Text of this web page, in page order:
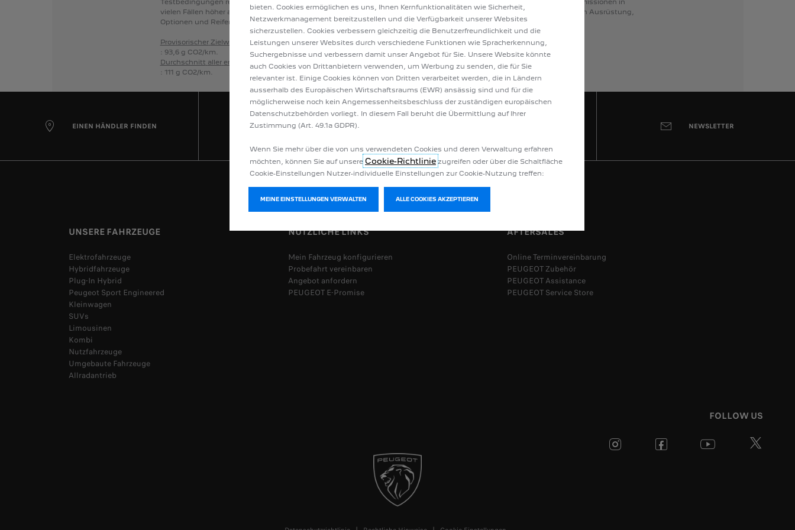
LED-Tagfahrlicht mit 3 Krallen
digitalem 10-Zoll-Head-up-
Mehr Details
Testbedingungen realistischer CO2-Emissionen in
vielen Fällen höher als nach dem NEFZ-Verfahren. Der Kraftstoffverbrauch und die CO2-Emissionswerte nach Ausrüstung,
Optionen und Reifentyp variieren. Erkundigen Sie sich bei Ihrer Verkaufsstelle nach weiteren Informationen.
Provisorischer Zielwert nach dem neuen WLTP-Testzyklus
: 93,6 g CO2/km.
Durchschnitt aller erstmals immatrikulierten Personenwagen
: 111 g CO2/km.
EINEN HÄNDLER FINDEN PREISLISTEN NEWSLETTER
UNSERE FAHRZEUGE
Elektrofahrzeuge
Hybridfahrzeuge
Plug-In Hybrid
Peugeot Sport Engineered
Kleinwagen
SUVs
Limousinen
Kombi
Nutzfahrzeuge
Umgebaute Fahrzeuge
Allradantrieb
NÜTZLICHE LINKS
Mein Fahrzeug konfigurieren
Probefahrt vereinbaren
Angebot anfordern
PEUGEOT E-Promise
AFTERSALES
Online Terminvereinbarung
PEUGEOT Zubehör
PEUGEOT Assistance
PEUGEOT Service Store
FOLLOW US
bieten. Cookies ermöglichen es uns, Ihnen Kernfunktionalitäten wie Sicherheit,
Netzwerkmanagement bereitzustellen und die Verfügbarkeit unserer Websites
sicherzustellen. Cookies verbessern gleichzeitig die Benutzerfreundlichkeit und die
Leistungen unserer Websites durch verschiedene Funktionen wie Spracherkennung,
Suchergebnisse und verbessern damit unser Angebot für Sie. Unsere Website könnte
auch Cookies von Drittanbietern verwenden, um Werbung zu senden, die für Sie
relevanter ist. Einige Cookies können von Dritten verarbeitet werden, die in Ländern
ausserhalb des Europäischen Wirtschaftsraums (EWR) ansässig sind und für die
möglicherweise noch kein Angemessenheitsbeschluss der zuständigen europäischen
Datenschutzbehörden vorliegt. In diesem Fall beruht die Übermittlung auf Ihrer
Zustimmung (Art. 49.1a GDPR).
Wenn Sie mehr über die von uns verwendeten Cookies und deren Verwaltung erfahren
möchten, können Sie auf unsere Cookie-Richtlinie zugreifen oder über die Schaltfläche
Cookie-Einstellungen Nutzer-individuelle Einstellungen zur Cookie-Nutzung treffen:
MEINE EINSTELLUNGEN VERWALTEN ALLE COOKIES AKZEPTIEREN